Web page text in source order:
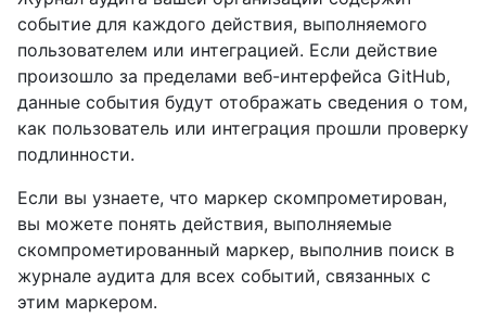
событие для каждого действия, выполняемого
пользователем или интеграцией. Если действие
произошло за пределами веб-интерфейса GitHub,
данные события будут отображать сведения о том,
как пользователь или интеграция прошли проверку
подлинности.
Если вы узнаете, что маркер скомпрометирован,
вы можете понять действия, выполняемые
скомпрометированный маркер, выполнив поиск в
журнале аудита для всех событий, связанных с
этим маркером.